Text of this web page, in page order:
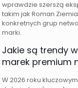
wprawdzie szerszą
takim jak Roman
konkretnych grup
marki.
Jakie są trendy
marek premium
W 2026 roku